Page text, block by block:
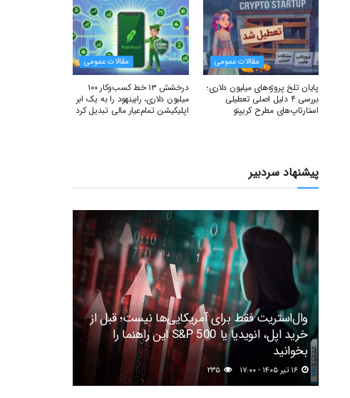
مقالات عمومی
پایان تلخ پروژه‌های میلیون دلاری؛
بررسی ۴ دلیل اصلی تعطیلی
استارتاپ‌های مطرح کریپتو
مقالات عمومی
درخشش ۱۳ خط کسب‌وکار ۱۰۰
میلیون دلاری، رابینهود را به یک ابر
اپلیکیشن تمام‌عیار مالی تبدیل کرد
پیشنهاد سردبیر
وال‌استریت فقط برای آمریکایی‌ها نیست؛ قبل از
خرید اپل، انویدیا یا S&P 500 این راهنما را
بخوانید